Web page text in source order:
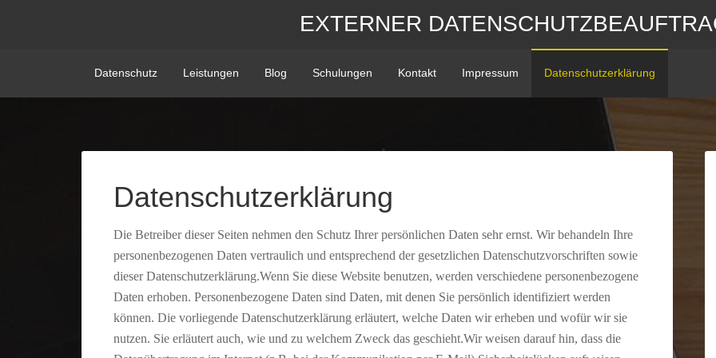
EXTERNER
Datenschutz Leistungen Blog Schulungen Kontakt Impressum Datenschutzerklärung
Datenschutzerklärung
Die Betreiber dieser Seiten nehmen den Schutz Ihrer persönlichen Daten sehr ernst. Wir behandeln Ihre
personenbezogenen Daten vertraulich und entsprechend der gesetzlichen Datenschutzvorschriften sowie
dieser Datenschutzerklärung.Wenn Sie diese Website benutzen, werden verschiedene personenbezogene
Daten erhoben. Personenbezogene Daten sind Daten, mit denen Sie persönlich identifiziert werden
können. Die vorliegende Datenschutzerklärung erläutert, welche Daten wir erheben und wofür wir sie
nutzen. Sie erläutert auch, wie und zu welchem Zweck das geschieht.Wir weisen darauf hin, dass die